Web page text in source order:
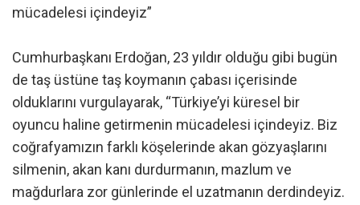
mücadelesi içindeyiz”
Cumhurbaşkanı Erdoğan, 23 yıldır olduğu gibi bugün
de taş üstüne taş koymanın çabası içerisinde
olduklarını vurgulayarak, “Türkiye’yi küresel bir
oyuncu haline getirmenin mücadelesi içindeyiz. Biz
coğrafyamızın farklı köşelerinde akan gözyaşlarını
silmenin, akan kanı durdurmanın, mazlum ve
mağdurlara zor günlerinde el uzatmanın derdindeyiz.